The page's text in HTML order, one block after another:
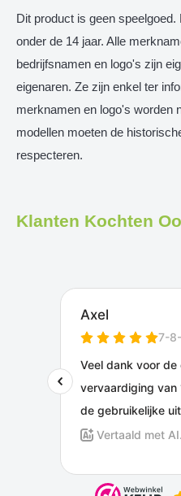
Dit product is geen
onder de 14 jaar. Alle
bedrijfsnamen en logo's zijn
eigenaren. Ze zijn enkel ter
merknamen en logo's worden
modellen moeten de
respecteren.
Klanten Kochten